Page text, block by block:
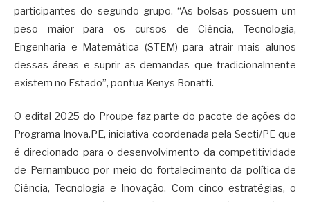
participantes do segundo grupo. “As bolsas possuem um
peso maior para os cursos de Ciência, Tecnologia,
Engenharia e Matemática (STEM) para atrair mais alunos
dessas áreas e suprir as demandas que tradicionalmente
existem no Estado”, pontua Kenys Bonatti.
O edital 2025 do Proupe faz parte do pacote de ações do
Programa Inova.PE, iniciativa coordenada pela Secti/PE que
é direcionado para o desenvolvimento da competitividade
de Pernambuco por meio do fortalecimento da política de
Ciência, Tecnologia e Inovação. Com cinco estratégias, o